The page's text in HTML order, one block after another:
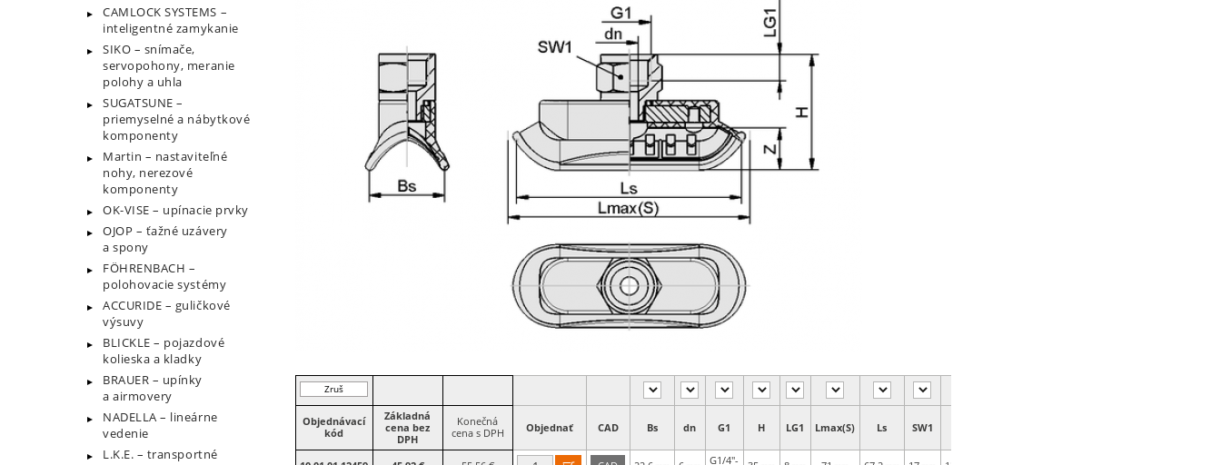
CAMLOCK SYSTEMS –
inteligentné zamykanie
SIKO – snímače,
servopohony, meranie
polohy a uhla
SUGATSUNE –
priemyselné a nábytkové
komponenty
Martin – nastaviteľné
nohy, nerezové
komponenty
OK-VISE – upínacie prvky
OJOP – ťažné uzávery
a spony
FÖHRENBACH –
polohovacie systémy
ACCURIDE – guličkové
výsuvy
BLICKLE – pojazdové
kolieska a kladky
BRAUER – upínky
a airmovery
NADELLA – lineárne
vedenie
L.K.E. – transportné
Zruš
filter
Objednávací
kód
Základná
cena bez
DPH
Konečná
cena s DPH
Objednať CAD Bs dn G1 H LG1 Lmax(S) Ls SW1
G1/4"-